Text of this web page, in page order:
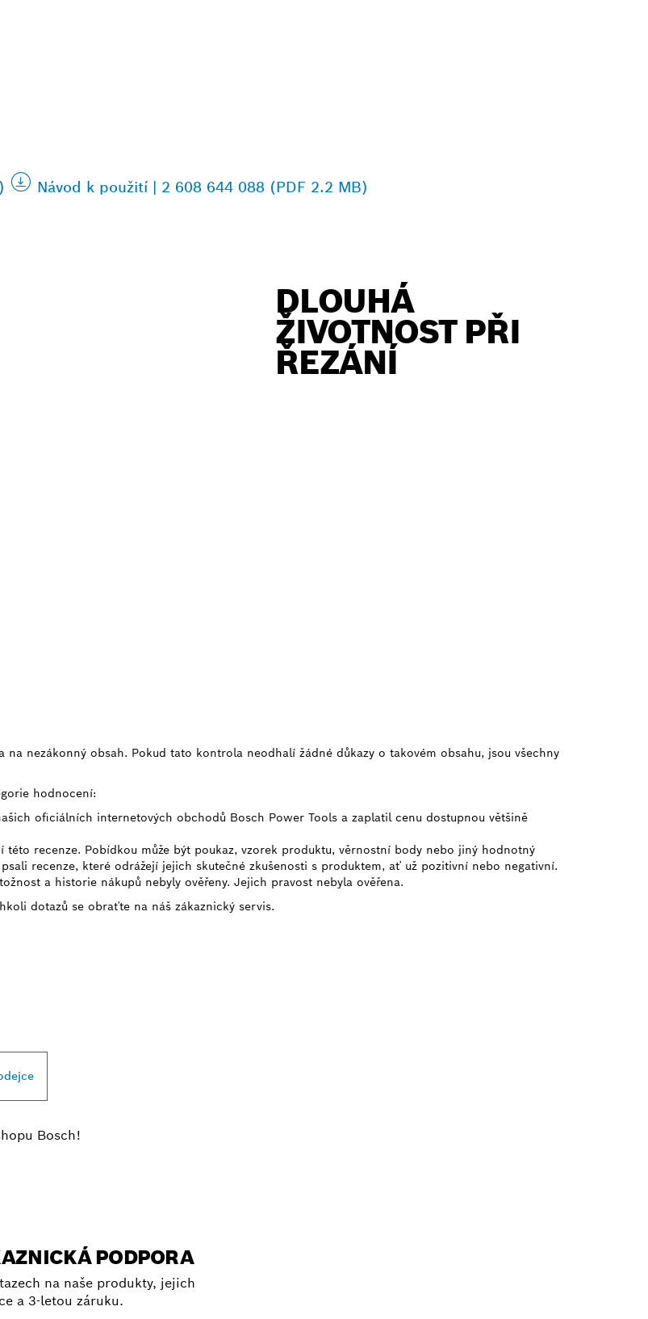
Návod k použití | 2 608 644 088 (PDF 2.2 MB)
DLOUHÁ
ŽIVOTNOST PŘI
ŘEZÁNÍ
nezákonný obsah. Pokud tato kontrola neodhalí žádné důkazy o takovém obsahu, jsou všechny
hodnocení:
oficiálních internetových obchodů Bosch Power Tools a zaplatil cenu dostupnou většině
této recenze. Pobídkou může být poukaz, vzorek produktu, věrnostní body nebo jiný hodnotný
recenze, které odrážejí jejich skutečné zkušenosti s produktem, ať už pozitivní nebo negativní.
a historie nákupů nebyly ověřeny. Jejich pravost nebyla ověřena.
dotazů se obraťte na náš zákaznický servis.
Bosch!
PODPORA
na naše produkty, jejich
a 3-letou záruku.